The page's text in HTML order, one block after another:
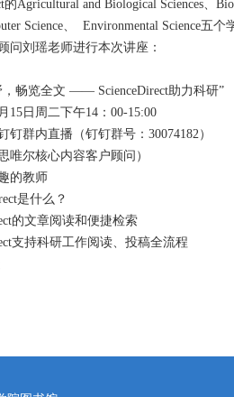
Agricultural and Biological Sciences、
Science、 Environmental Science
问刘瑶老师进行本次讲座：
，畅览全文 —— ScienceDirect助力科研”
15 日周二下午14：00-15:00
钉群内直播（钉钉群号： 30074182）
唯尔核心内容客户顾问）
的教师
是什么？
章阅读和便捷检索
科研工作阅读、投稿全流程